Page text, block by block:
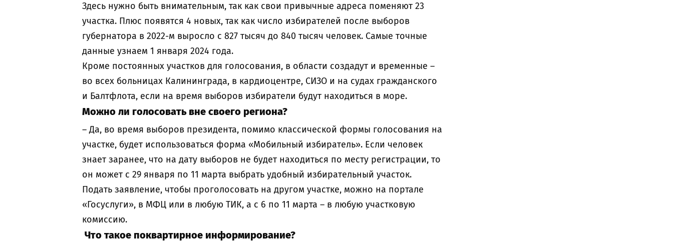
Здесь нужно быть внимательным, так как свои привычные адреса поменяют 23
участка. Плюс появятся 4 новых, так как число избирателей после выборов
губернатора в 2022-м выросло с 827 тысяч до 840 тысяч человек. Самые точные
данные узнаем 1 января 2024 года.
Кроме постоянных участков для голосования, в области создадут и временные –
во всех больницах Калининграда, в кардиоцентре, СИЗО и на судах гражданского
и Балтфлота, если на время выборов избиратели будут находиться в море.
Можно ли голосовать вне своего региона?
– Да, во время выборов президента, помимо классической формы голосования на
участке, будет использоваться форма «Мобильный избиратель». Если человек
знает заранее, что на дату выборов не будет находиться по месту регистрации, то
он может с 29 января по 11 марта выбрать удобный избирательный участок.
Подать заявление, чтобы проголосовать на другом участке, можно на портале
«Госуслуги», в МФЦ или в любую ТИК, а с 6 по 11 марта – в любую участковую
комиссию.
Что такое поквартирное информирование?